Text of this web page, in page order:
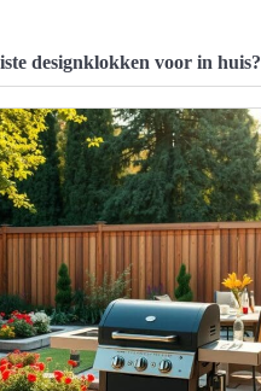
designklokken voor in huis?